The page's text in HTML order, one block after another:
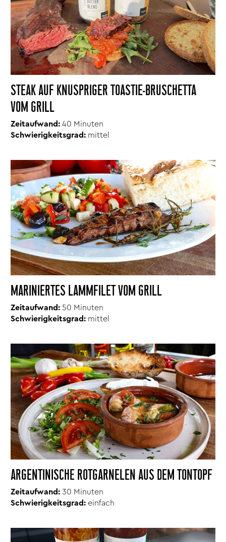
STEAK AUF KNUSPRIGER TOASTIE-BRUSCHETTA
VOM GRILL
Zeitaufwand: 40 Minuten
Schwierigkeitsgrad: mittel
MARINIERTES LAMMFILET VOM GRILL
Zeitaufwand: 50 Minuten
Schwierigkeitsgrad: mittel
ARGENTINISCHE ROTGARNELEN AUS DEM TONTOPF
Zeitaufwand: 30 Minuten
Schwierigkeitsgrad: einfach